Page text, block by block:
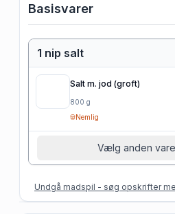
Basisvarer
1 nip salt
Salt m. jod (groft)
800 g
Nemlig
Vælg anden vare
Undgå madspil - søg opskrifter